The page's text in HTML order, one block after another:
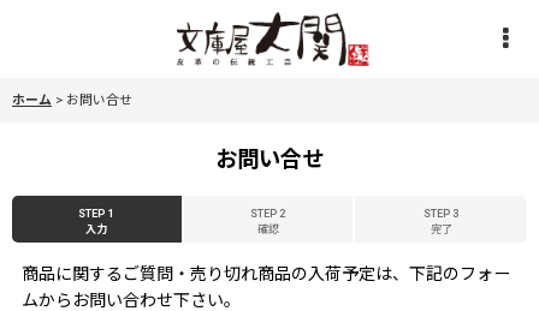
ホーム > お問い合せ
お問い合せ
STEP 1
入力
STEP 2
確認
STEP 3
完了
商品に関するご質問・売り切れ商品の入荷予定は、下記のフォー
ムからお問い合わせ下さい。